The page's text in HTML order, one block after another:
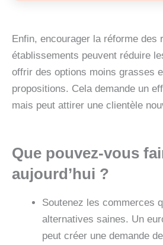
Enfin, encourager la réforme des
établissements peuvent réduire
offrir des options moins grasses
propositions. Cela demande un
mais peut attirer une clientèle
Que pouvez‑vous
aujourd’hui ?
Soutenez les commerces
alternatives saines. Un
peut créer une demande